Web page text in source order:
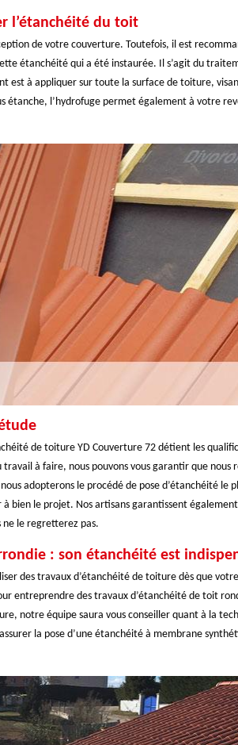
l’étanchéité du toit
de votre couverture. Toutefois, il est
étanchéité qui a été instaurée. Il s’agit du
est à appliquer sur toute la surface de toiture,
étanche, l’hydrofuge permet également à votre
de toiture YD Couverture 72 détient les
à faire, nous pouvons vous garantir que nous
adopterons le procédé de pose d’étanchéité le
bien le projet. Nos artisans garantissent
ne le regretterez pas.
: son étanchéité est
des travaux d’étanchéité de toiture dès que
entreprendre des travaux d’étanchéité de toit
notre équipe saura vous conseiller quant à la
la pose d’une étanchéité à membrane